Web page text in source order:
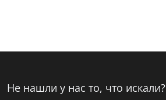
Не нашли у нас то, что искали?